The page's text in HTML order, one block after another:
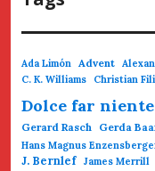
Ada Limón Advent
C. K. Williams
Christian
Dolce far niente
Gerard Rasch Gerda
Hans Magnus
J. Bernlef James Merrill